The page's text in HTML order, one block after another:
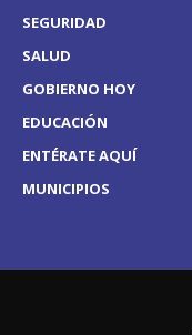
SEGURIDAD
SALUD
GOBIERNO HOY
EDUCACIÓN
ENTÉRATE AQUÍ
MUNICIPIOS